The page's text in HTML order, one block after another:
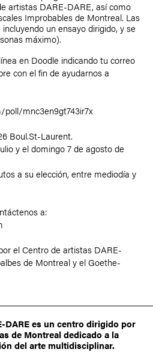
artistas DARE-DARE, así como
Improbables de Montreal. Las
un ensayo dirigido, y se
máximo).
en Doodle indicando tu correo
con el fin de ayudarnos a
mnc3en9gt743ir7x
Boul.St-Laurent.
y el domingo 7 de agosto de
a su elección, entre mediodía y
a:
el Centro de artistas DARE-
de Montreal y el Goethe-
DARE es un centro dirigido por
de Montreal dedicado a la
del arte multidisciplinar.